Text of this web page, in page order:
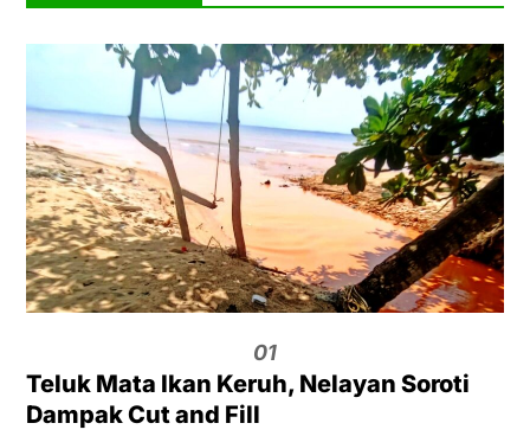
01
Teluk Mata Ikan Keruh, Nelayan Soroti
Dampak Cut and Fill